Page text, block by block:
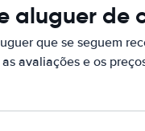
aluguer de
que se seguem
avaliações e os